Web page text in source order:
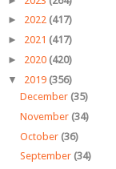
► 2022 (417)
► 2021 (417)
► 2020 (420)
▼ 2019 (356)
December (35)
November (34)
October (36)
September (34)